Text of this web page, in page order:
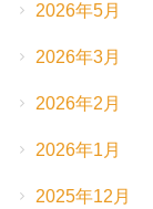
2026年5月
2026年3月
2026年2月
2026年1月
2025年12月